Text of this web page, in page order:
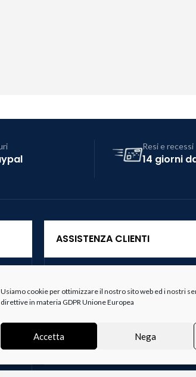
Usiamo cookie per ottimizzare il nostro sito web ed i nostri
direttive in materia GDPR Unione Europea
Accetta Nega
Resi e recessi
14 giorni
ASSISTENZA CLIENTI
Spedizioni
Resi e Recessi
Termini e Condizioni